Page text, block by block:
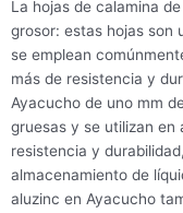
La hojas de calamina
grosor: estas hojas son
se emplean
más de resistencia y
Ayacucho de uno mm
gruesas y se utilizan en
resistencia y
almacenamiento de
aluzinc en Ayacucho